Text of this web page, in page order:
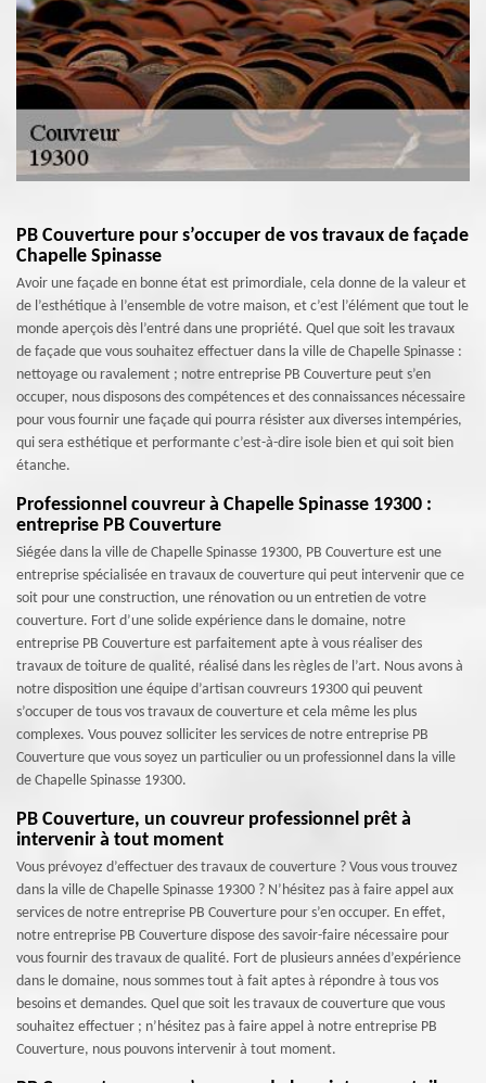
PB Couverture pour s’occuper de vos travaux de façade
Chapelle Spinasse
Avoir une façade en bonne état est primordiale, cela donne de la valeur et
de l’esthétique à l’ensemble de votre maison, et c’est l’élément que tout le
monde aperçois dès l’entré dans une propriété. Quel que soit les travaux
de façade que vous souhaitez effectuer dans la ville de Chapelle Spinasse :
nettoyage ou ravalement ; notre entreprise PB Couverture peut s’en
occuper, nous disposons des compétences et des connaissances nécessaire
pour vous fournir une façade qui pourra résister aux diverses intempéries,
qui sera esthétique et performante c’est-à-dire isole bien et qui soit bien
étanche.
Professionnel couvreur à Chapelle Spinasse 19300 :
entreprise PB Couverture
Siégée dans la ville de Chapelle Spinasse 19300, PB Couverture est une
entreprise spécialisée en travaux de couverture qui peut intervenir que ce
soit pour une construction, une rénovation ou un entretien de votre
couverture. Fort d’une solide expérience dans le domaine, notre
entreprise PB Couverture est parfaitement apte à vous réaliser des
travaux de toiture de qualité, réalisé dans les règles de l’art. Nous avons à
notre disposition une équipe d’artisan couvreurs 19300 qui peuvent
s’occuper de tous vos travaux de couverture et cela même les plus
complexes. Vous pouvez solliciter les services de notre entreprise PB
Couverture que vous soyez un particulier ou un professionnel dans la ville
de Chapelle Spinasse 19300.
PB Couverture, un couvreur professionnel prêt à
intervenir à tout moment
Vous prévoyez d’effectuer des travaux de couverture ? Vous vous trouvez
dans la ville de Chapelle Spinasse 19300 ? N’hésitez pas à faire appel aux
services de notre entreprise PB Couverture pour s’en occuper. En effet,
notre entreprise PB Couverture dispose des savoir-faire nécessaire pour
vous fournir des travaux de qualité. Fort de plusieurs années d’expérience
dans le domaine, nous sommes tout à fait aptes à répondre à tous vos
besoins et demandes. Quel que soit les travaux de couverture que vous
souhaitez effectuer ; n’hésitez pas à faire appel à notre entreprise PB
Couverture, nous pouvons intervenir à tout moment.